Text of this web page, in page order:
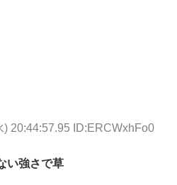
) 20:44:57.95 ID:ERCWxhFo0
い強さで草